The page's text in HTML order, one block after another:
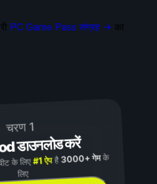
PC Game Pass संग्रह → का
चरण 1
डाउनलोड करें
के लिए#1 ऐपहै3000+ गेमके
लिए